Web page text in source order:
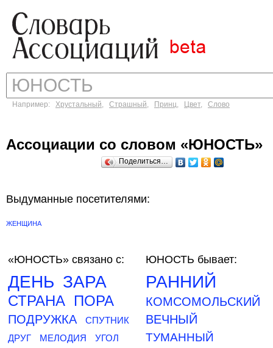
Например: Хрустальный, Страшный, Принц, Цвет, Слово
Ассоциации со словом «ЮНОСТЬ»
Поделиться…
Выдуманные посетителями:
ЖЕНЩИНА
«ЮНОСТЬ» связано с:
ДЕНЬ ЗАРА
СТРАНА ПОРА
ПОДРУЖКА
СПУТНИК
ДРУГ
МЕЛОДИЯ
УГОЛ
ЮНОСТЬ бывает:
РАННИЙ
КОМСОМОЛЬСКИЙ
ВЕЧНЫЙ
ТУМАННЫЙ